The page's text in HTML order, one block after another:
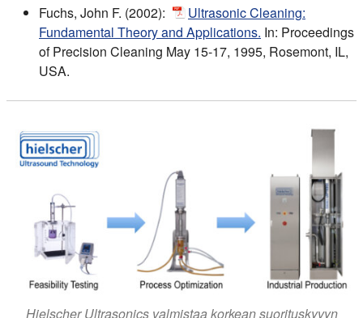
Fuchs, John F. (2002):
Ultrasonic Cleaning:
Fundamental Theory and Applications. In: Proceedings
of Precision Cleaning May 15-17, 1995, Rosemont, IL,
USA.
Hielscher Ultrasonics valmistaa korkean suorituskyvyn